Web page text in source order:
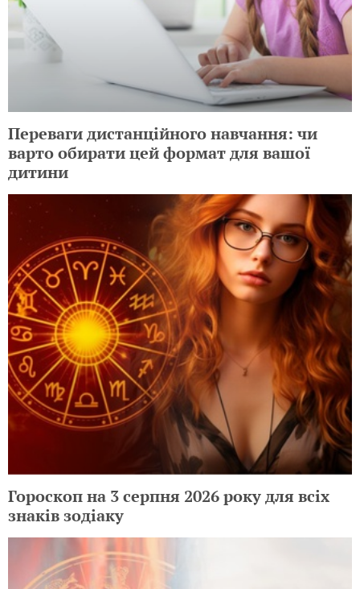
Переваги дистанційного навчання: чи
варто обирати цей формат для вашої
дитини
Гороскоп на 3 серпня 2026 року для всіх
знаків зодіаку